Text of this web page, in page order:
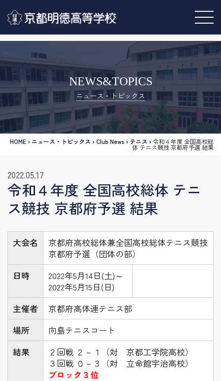
NEWS&TOPICS
ニュース・トピックス
HOME › ニュース・トピックス ›Club News › テニス ›令和４年度 全国高校総
体 テニス競技 京都府予選 結果
2022.05.17
令和４年度 全国高校総体 テニ
ス競技 京都府予選 結果
大会名
京都府高校総体兼全国高校総体テニス競技
京都府予選（団体の部）
日時
2022年5月14日(土)～
2022年5月15日(日)
主催者
京都府高体連テニス部
場所
向島テニスコート
結果
２回戦 ２－１（対 京都工学院高校）
３回戦 ０－３（対 立命館宇治高校）
ブロック３位